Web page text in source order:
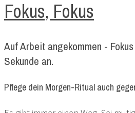
Fokus, Fokus
Auf Arbeit angekommen -
Sekunde an.
Pflege dein Morgen-Ritual auch